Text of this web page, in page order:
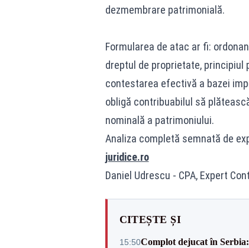
dezmembrare patrimonială.
Formularea de atac ar fi:
dreptul de proprietate,
contestarea efectivă a bazei
obligă contribuabilul să
nominală a patrimoniului.
Analiza completă semnată de
juridice.ro
Daniel Udrescu - CPA, Expert
CITEȘTE ȘI
15:50Complot dejucat în